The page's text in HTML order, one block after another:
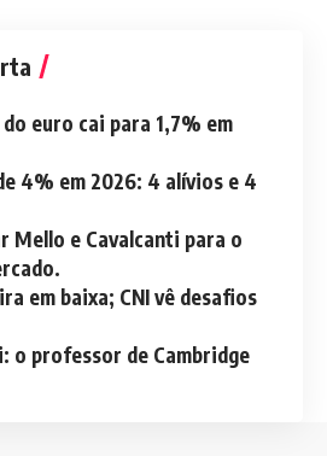
euro cai para 1,7% em
4% em 2026: 4 alívios e 4
Mello e Cavalcanti para o
em baixa; CNI vê desafios
o professor de Cambridge